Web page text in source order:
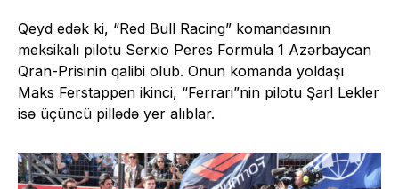
Qeyd edək ki, “Red Bull Racing” komandasının
meksikalı pilotu Serxio Peres Formula 1 Azərbaycan
Qran-Prisinin qalibi olub. Onun komanda yoldaşı
Maks Ferstappen ikinci, “Ferrari”nin pilotu Şarl Lekler
isə üçüncü pillədə yer alıblar.